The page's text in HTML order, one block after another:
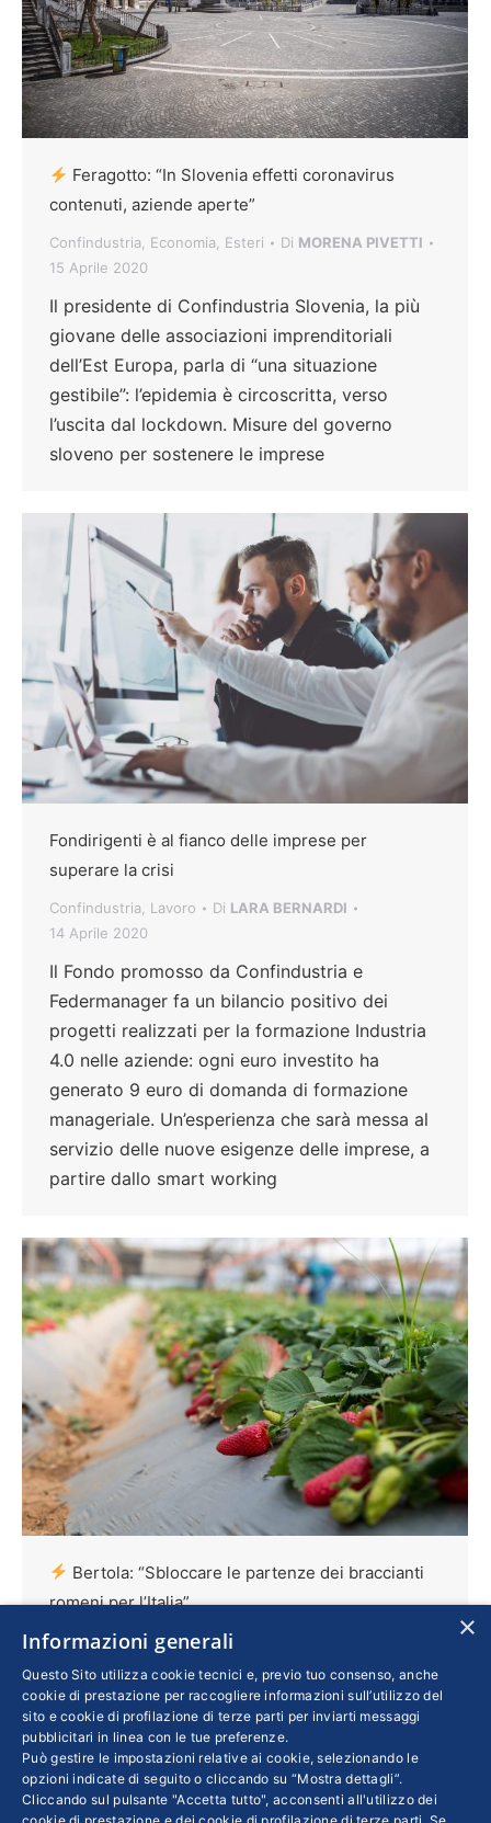
Feragotto: “In Slovenia effetti coronavirus
contenuti, aziende aperte”
Confindustria Economia Esteri Di MORENA PIVETTI
15 Aprile 2020
Il presidente di Confindustria Slovenia, la più
giovane delle associazioni imprenditoriali
dell’Est Europa, parla di “una situazione
gestibile”: l’epidemia è circoscritta, verso
l’uscita dal lockdown. Misure del governo
sloveno per sostenere le imprese
Fondirigenti è al fianco delle imprese per
superare la crisi
Confindustria, Lavoro Di LARA BERNARDI
14 Aprile 2020
Il Fondo promosso da Confindustria e
Federmanager fa un bilancio positivo dei
progetti realizzati per la formazione Industria
4.0 nelle aziende: ogni euro investito ha
generato 9 euro di domanda di formazione
manageriale. Un’esperienza che sarà messa al
servizio delle nuove esigenze delle imprese, a
partire dallo smart working
Bertola: “Sbloccare le partenze dei braccianti
romeni per l’Italia”
Confindustria, Economia, Esteri
Giulio Bertola, presidente di Confindustria
Romania, spiega il progetto “Impresa, Famiglia
& Oltre” costruito insieme a Mutua MBA, che
garantisce l’assistenza sanitaria ai lavoratori
×
Informazioni generali
Questo Sito utilizza cookie tecnici e, previo tuo consenso, anche
cookie di prestazione per raccogliere informazioni sull’utilizzo del
sito e cookie di profilazione di terze parti per inviarti messaggi
pubblicitari in linea con le tue preferenze.
Può gestire le impostazioni relative ai cookie, selezionando le
opzioni indicate di seguito o cliccando su “Mostra dettagli”.
Cliccando sul pulsante "Accetta tutto", acconsenti all'utilizzo dei